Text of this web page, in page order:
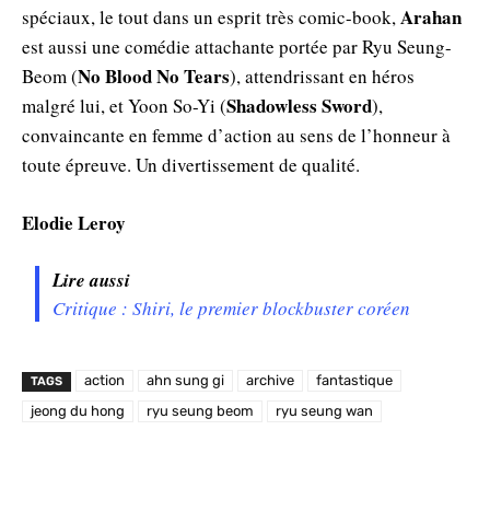
spéciaux, le tout dans un esprit très comic-book,Arahan
est aussi une comédie attachante portée par Ryu Seung-
Beom (No Blood No Tears), attendrissant en héros
malgré lui, et Yoon So-Yi (Shadowless Sword),
convaincante en femme d’action au sens de l’honneur à
toute épreuve. Un divertissement de qualité.
Elodie Leroy
Lire aussi
Critique : Shiri, le premier blockbuster coréen
TAGS action ahn sung gi archive
fantastique
jeong du hong
ryu seung beom ryu seung wan